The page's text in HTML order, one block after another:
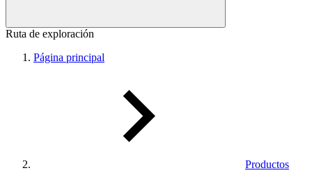
Ruta de exploración
Página principal
Productos